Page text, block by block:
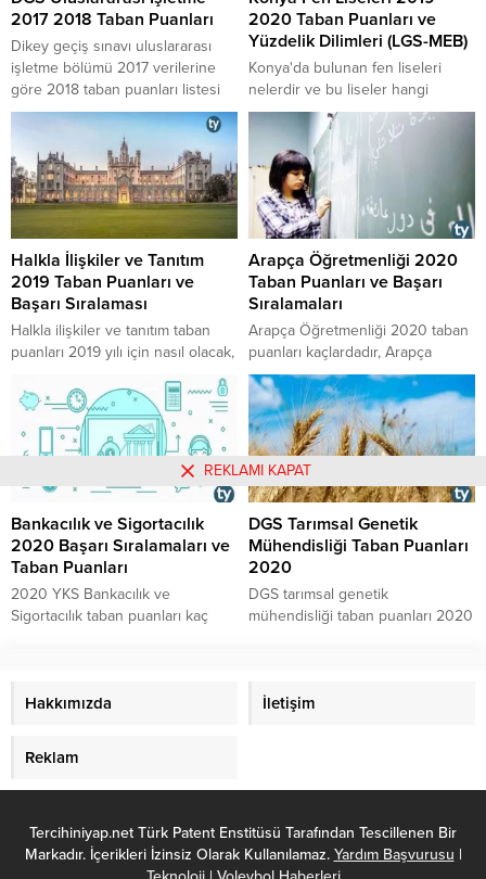
2017 2018 Taban Puanları
Dikey geçiş sınavı uluslararası
işletme bölümü 2017 verilerine
göre 2018 taban puanları listesi
ne durumdadır, DGS ile
uluslararası işletme bölümünü
kimler tercih edebilir sorularının
cevaplarına buradan
ulaşabilirsiniz.
2020 Taban Puanları ve
Yüzdelik Dilimleri (LGS-MEB)
Konya'da bulunan fen liseleri
nelerdir ve bu liseler hangi
ilçelerde bulunmaktadır? Konya
fen liselerine ait 2019-2020
eğitim öğretim yılı taban puanları
kaç puanda kalmıştır? Konya fen
liseleri öğretim süresi kaç yıldır?
Konya fen liselerine ait
kontenjanlar kaç kişiliktir? Konya
fen liselerine yerleşen öğrenciler,
en yüksek yüzdelik dilim ve en
düşük...
Halkla İlişkiler ve Tanıtım
2019 Taban Puanları ve
Başarı Sıralaması
Halkla ilişkiler ve tanıtım taban
puanları 2019 yılı için nasıl olacak,
halkla ilişkiler ve tanıtım puanları
içinde yer alan en küçük ve en
büyük taban puanlar kaçtır gibi
soruların cevaplarına buradan
ulaşabilirsiniz.
Arapça Öğretmenliği 2020
Taban Puanları ve Başarı
Sıralamaları
Arapça Öğretmenliği 2020 taban
puanları kaçlardadır, Arapça
Öğretmenliği 2020 başarı
sıralamaları kaç binlerdedir,
Arapça Öğretmenliği taban
puanları 2020 nasıl ortaya
çıkmaktadır, 2020 Arapça
Öğretmenliği puanları en yüksek
ve en küçük kaç taban puan ile
kapatmıştır, Arapça Öğretmenliği
sıralama sayıları 2020 belli oldu
mu, Arapça Öğretmenliği
sıralaması en küçük kaçtadır gibi...
Bankacılık ve Sigortacılık
2020 Başarı Sıralamaları ve
Taban Puanları
2020 YKS Bankacılık ve
Sigortacılık taban puanları kaç
yazımızda bulabilirsiniz.
DGS Tarımsal Genetik
Mühendisliği Taban Puanları
2020
​​​​​​​DGS tarımsal genetik
mühendisliği taban puanları 2020
DGS tarımsal genetik
soruların cevaplarını ve tarımsal
puanları 2020 listesinin tamamını
yazımızın...
Hakkımızda İletişim
Reklam
Tercihiniyap.net Türk Patent Enstitüsü Tarafından Tescillenen Bir
Markadır. İçerikleri İzinsiz Olarak Kullanılamaz. Yardım Başvurusu |
REKLAMI KAPAT